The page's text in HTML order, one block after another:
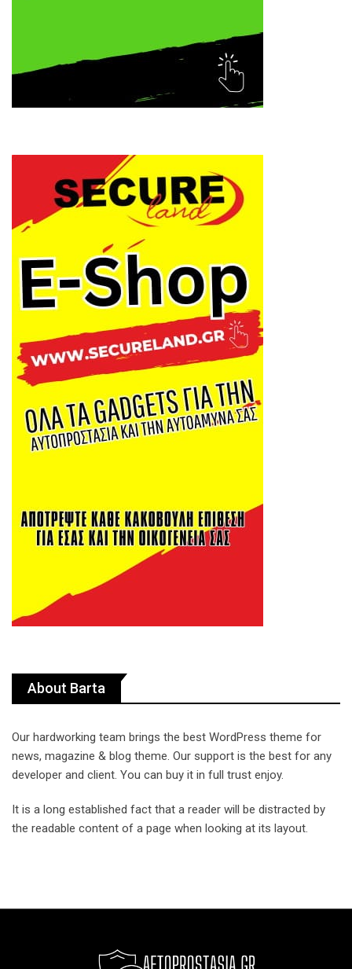
About Barta
Our hardworking team brings the best WordPress theme for
news, magazine & blog theme. Our support is the best for any
developer and client. You can buy it in full trust enjoy.
It is a long established fact that a reader will be distracted by
the readable content of a page when looking at its layout.